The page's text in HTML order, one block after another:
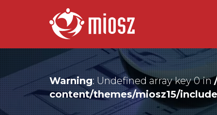
Warning: Undefined array key 0 in
content/themes/miosz15/